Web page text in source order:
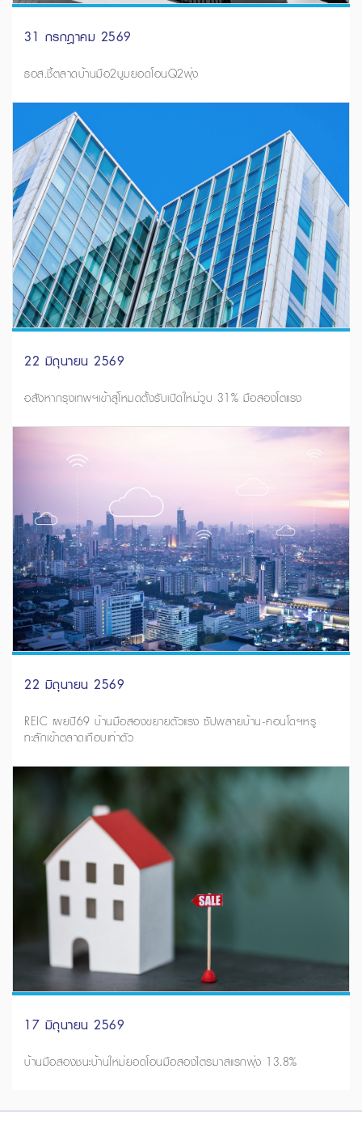
31 กรกฎาคม 2569
ธอส.ชี้ตลาดบ้านมือ2บูมยอดโอนQ2พุ่ง
22 มิถุนายน 2569
อสังหากรุงเทพฯเข้าสู่โหมดตั้งรับเปิดใหม่วูบ 31% มือสองโตแรง
22 มิถุนายน 2569
REIC เผยปี69 บ้านมือสองขยายตัวแรง ซัปพลายบ้าน-คอนโดฯหรู
ทะลักเข้าตลาดเกือบเท่าตัว
17 มิถุนายน 2569
บ้านมือสองชนะบ้านใหม่ยอดโอนมือสองไตรมาสแรกพุ่ง 13.8%